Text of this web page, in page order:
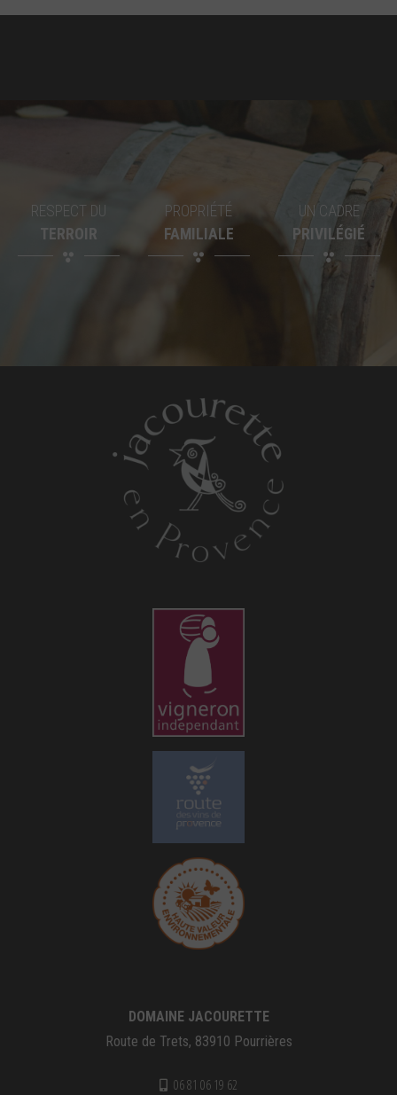
RESPECT DU
TERROIR
PROPRIÉTÉ
FAMILIALE
UN CADRE
PRIVILÉGIÉ
DOMAINE JACOURETTE
Route de Trets, 83910 Pourrières
06 81 06 19 62